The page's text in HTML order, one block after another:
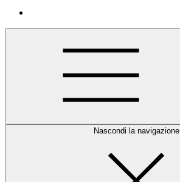
Nascondi la navigazione